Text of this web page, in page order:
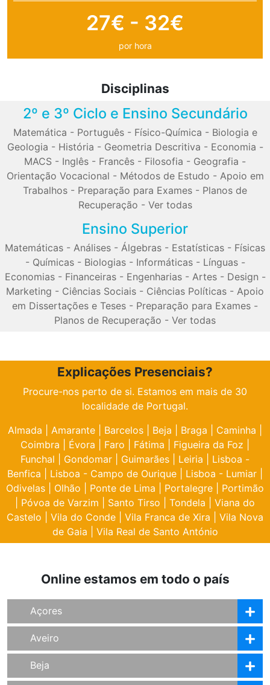
27€ - 32€
por hora
Disciplinas
2º e 3º Ciclo e Ensino Secundário
Matemática - Português- Físico-Química - Biologia e
Geologia - História - Geometria Descritiva - Economia -
MACS - Inglês - Francês - Filosofia - Geografia -
Orientação Vocacional - Métodos de Estudo - Apoio em
Trabalhos - Preparação para Exames - Planos de
Recuperação - Ver todas
Ensino Superior
Matemáticas - Análises - Álgebras - Estatísticas - Físicas
- Químicas- Biologias- Informáticas- Línguas-
Economias- Financeiras- Engenharias- Artes- Design -
Marketing - Ciências Sociais - Ciências Políticas - Apoio
em Dissertações e Teses - Preparação para Exames -
Planos de Recuperação - Ver todas
Explicações Presenciais?
Procure-nos perto de si. Estamos em mais de 30
localidade de Portugal.
Almada
Amarante Barcelos Beja Braga Caminha
Coimbra
Évora Faro Fátima Figueira da Foz
Funchal
Gondomar Guimarães Leiria
Lisboa -
Benfica
Lisboa - Campo de Ourique Lisboa - Lumiar
Odivelas
Olhão Ponte de Lima Portalegre
Portimão
Póvoa de Varzim Santo Tirso Tondela
Viana do
Castelo
Vila do Conde Vila Franca de Xira
Vila Nova
de Gaia
Vila Real de Santo António
Online estamos em todo o país
Açores
Aveiro
Beja